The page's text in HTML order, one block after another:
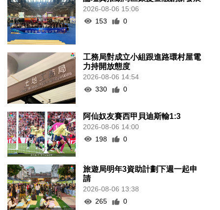
2026-08-06 15:06
153
0
工務局對成立小組跟進路環村屋電
力持開放態度
2026-08-06 14:54
330
0
阿仙奴友賽西甲貝迪斯輸1:3
2026-08-06 14:00
198
0
旅遊局明年3資助計劃下週一起申
請
2026-08-06 13:38
265
0